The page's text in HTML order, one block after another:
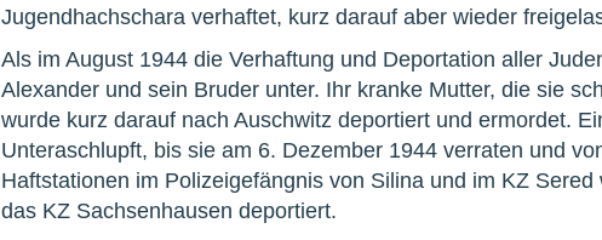
Jugendhachschara verhaftet, kurz darauf aber wieder
Als im August 1944 die Verhaftung und Deportation aller
Alexander und sein Bruder unter. Ihr kranke Mutter, die sie
wurde kurz darauf nach Auschwitz deportiert und ermordet.
Unteraschlupft, bis sie am 6. Dezember 1944 verraten und
Haftstationen im Polizeigefängnis von Silina und im KZ
das KZ Sachsenhausen deportiert.